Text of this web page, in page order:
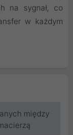
na sygnał, co
w każdym
między